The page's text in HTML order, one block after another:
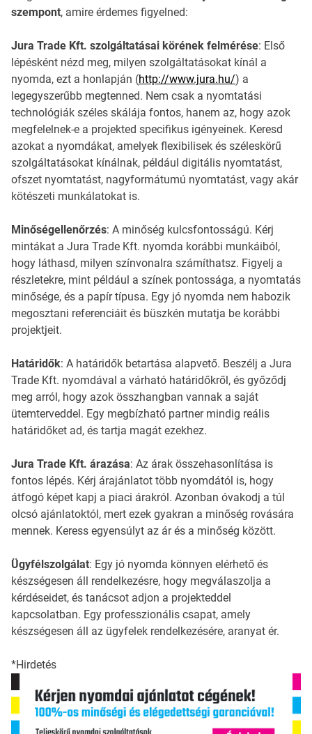
szempont, amire érdemes figyelned:
Jura Trade Kft. szolgáltatásai körének felmérése: Első
lépésként nézd meg, milyen szolgáltatásokat kínál a
nyomda, ezt a honlapján (http://www.jura.hu/) a
legegyszerűbb megtenned. Nem csak a nyomtatási
technológiák széles skálája fontos, hanem az, hogy azok
megfelelnek-e a projekted specifikus igényeinek. Keresd
azokat a nyomdákat, amelyek flexibilisek és széleskörű
szolgáltatásokat kínálnak, például digitális nyomtatást,
ofszet nyomtatást, nagyformátumú nyomtatást, vagy akár
kötészeti munkálatokat is.
Minőségellenőrzés: A minőség kulcsfontosságú. Kérj
mintákat a Jura Trade Kft. nyomda korábbi munkáiból,
hogy láthasd, milyen színvonalra számíthatsz. Figyelj a
részletekre, mint például a színek pontossága, a nyomtatás
minősége, és a papír típusa. Egy jó nyomda nem habozik
megosztani referenciáit és büszkén mutatja be korábbi
projektjeit.
Határidők: A határidők betartása alapvető. Beszélj a Jura
Trade Kft. nyomdával a várható határidőkről, és győződj
meg arról, hogy azok összhangban vannak a saját
ütemterveddel. Egy megbízható partner mindig reális
határidőket ad, és tartja magát ezekhez.
Jura Trade Kft. árazása: Az árak összehasonlítása is
fontos lépés. Kérj árajánlatot több nyomdától is, hogy
átfogó képet kapj a piaci árakról. Azonban óvakodj a túl
olcsó ajánlatoktól, mert ezek gyakran a minőség rovására
mennek. Keress egyensúlyt az ár és a minőség között.
Ügyfélszolgálat: Egy jó nyomda könnyen elérhető és
készségesen áll rendelkezésre, hogy megválaszolja a
kérdéseidet, és tanácsot adjon a projekteddel
kapcsolatban. Egy professzionális csapat, amely
készségesen áll az ügyfelek rendelkezésére, aranyat ér.
*Hirdetés